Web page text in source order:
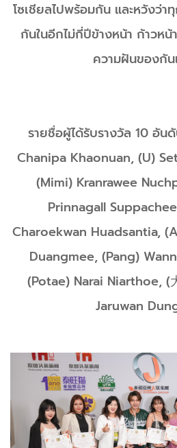
โซเชียลไปพร้อมกัน และหวังว่า
กันในอีกไม่กี่ปีข้างหน้า ก้าวหน้
ความฝันของกัน
รายชื่อผู้ได้รับรางวัล 10 อัน
Chanipa Khaonuan, (U)
(Mimi) Kranrawee
Prinnagall
Charoekwan Huadsantia,
Duangmee, (Pang)
(Potae) Narai Niarthoe, (
Jaruwan